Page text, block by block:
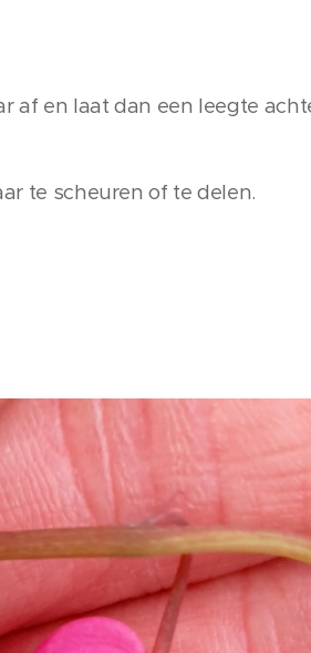
af en laat dan een leegte
te scheuren of te delen.